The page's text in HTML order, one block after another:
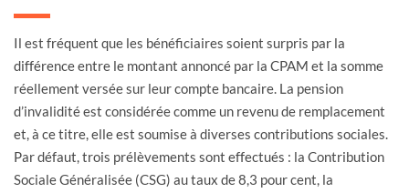
Il est fréquent que les bénéficiaires soient surpris par la
différence entre le montant annoncé par la CPAM et la somme
réellement versée sur leur compte bancaire. La pension
d’invalidité est considérée comme un revenu de remplacement
et, à ce titre, elle est soumise à diverses contributions sociales.
Par défaut, trois prélèvements sont effectués : la Contribution
Sociale Généralisée (CSG) au taux de 8,3 pour cent, la